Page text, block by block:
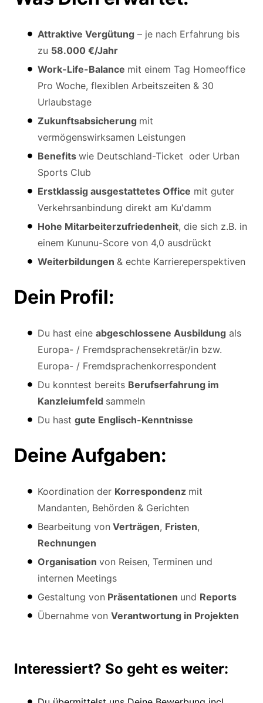
Attraktive Vergütung – je nach Erfahrung bis
zu 58.000 €/Jahr
Work-Life-Balance mit einem Tag Homeoffice
Pro Woche, flexiblen Arbeitszeiten & 30
Urlaubstage
Zukunftsabsicherung mit
vermögenswirksamen Leistungen
Benefits wie Deutschland-Ticket oder Urban
Sports Club
Erstklassig ausgestattetes Office mit guter
Verkehrsanbindung direkt am Ku'damm
Hohe Mitarbeiterzufriedenheit, die sich z.B. in
einem Kununu-Score von 4,0 ausdrückt
Weiterbildungen & echte Karriereperspektiven
Dein Profil:
Du hast eine abgeschlossene Ausbildung als
Europa- / Fremdsprachensekretär/in bzw.
Europa- / Fremdsprachenkorrespondent
Du konntest bereits Berufserfahrung im
Kanzleiumfeld sammeln
Du hast gute Englisch-Kenntnisse
Deine Aufgaben:
Koordination der Korrespondenz mit
Mandanten, Behörden & Gerichten
Bearbeitung von Verträgen, Fristen,
Rechnungen
Organisation von Reisen, Terminen und
internen Meetings
Gestaltung von Präsentationen und Reports
Übernahme von Verantwortung in Projekten
Interessiert? So geht es weiter: